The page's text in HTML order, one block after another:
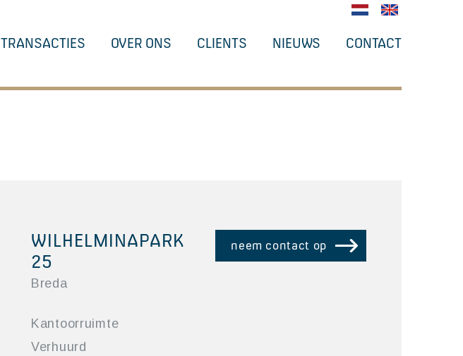
TRANSACTIES OVER ONS CLIENTS NIEUWS CONTACT
WILHELMINAPARK
25
Breda
Kantoorruimte
Verhuurd
neem contact op